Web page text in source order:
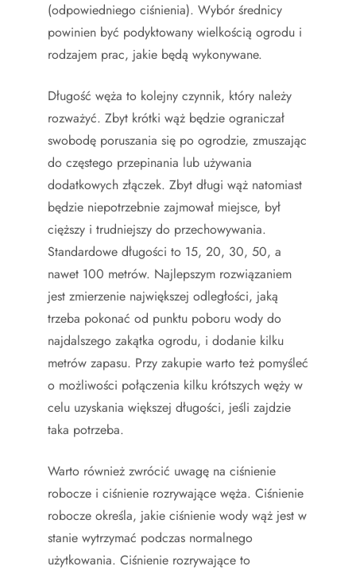
(odpowiedniego ciśnienia). Wybór średnicy
powinien być podyktowany wielkością ogrodu i
rodzajem prac, jakie będą wykonywane.
Długość węża to kolejny czynnik, który należy
rozważyć. Zbyt krótki wąż będzie ograniczał
swobodę poruszania się po ogrodzie, zmuszając
do częstego przepinania lub używania
dodatkowych złączek. Zbyt długi wąż natomiast
będzie niepotrzebnie zajmował miejsce, był
cięższy i trudniejszy do przechowywania.
Standardowe długości to 15, 20, 30, 50, a
nawet 100 metrów. Najlepszym rozwiązaniem
jest zmierzenie największej odległości, jaką
trzeba pokonać od punktu poboru wody do
najdalszego zakątka ogrodu, i dodanie kilku
metrów zapasu. Przy zakupie warto też pomyśleć
o możliwości połączenia kilku krótszych węży w
celu uzyskania większej długości, jeśli zajdzie
taka potrzeba.
Warto również zwrócić uwagę na ciśnienie
robocze i ciśnienie rozrywające węża. Ciśnienie
robocze określa, jakie ciśnienie wody wąż jest w
stanie wytrzymać podczas normalnego
użytkowania. Ciśnienie rozrywające to